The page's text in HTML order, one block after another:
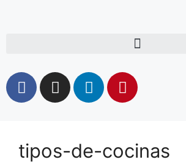
tipos-de-cocinas